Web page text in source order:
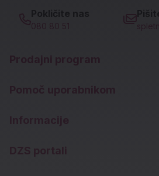
Pokličite nas
080 80 51
Prodajni program
Pomoč uporabnikom
Informacije
DZS portali